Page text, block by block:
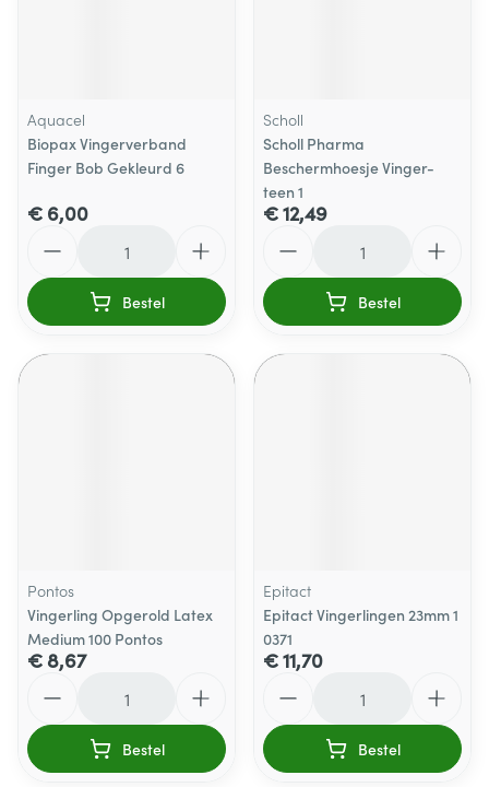
Aquacel
Biopax Vingerverband
Finger Bob Gekleurd 6
€ 6,00
Bestel
Scholl
Scholl Pharma
Beschermhoesje Vinger-
teen 1
€ 12,49
Bestel
Pontos
Vingerling Opgerold Latex
Medium 100 Pontos
€ 8,67
Bestel
Epitact
Epitact Vingerlingen 23mm 1
0371
€ 11,70
Bestel